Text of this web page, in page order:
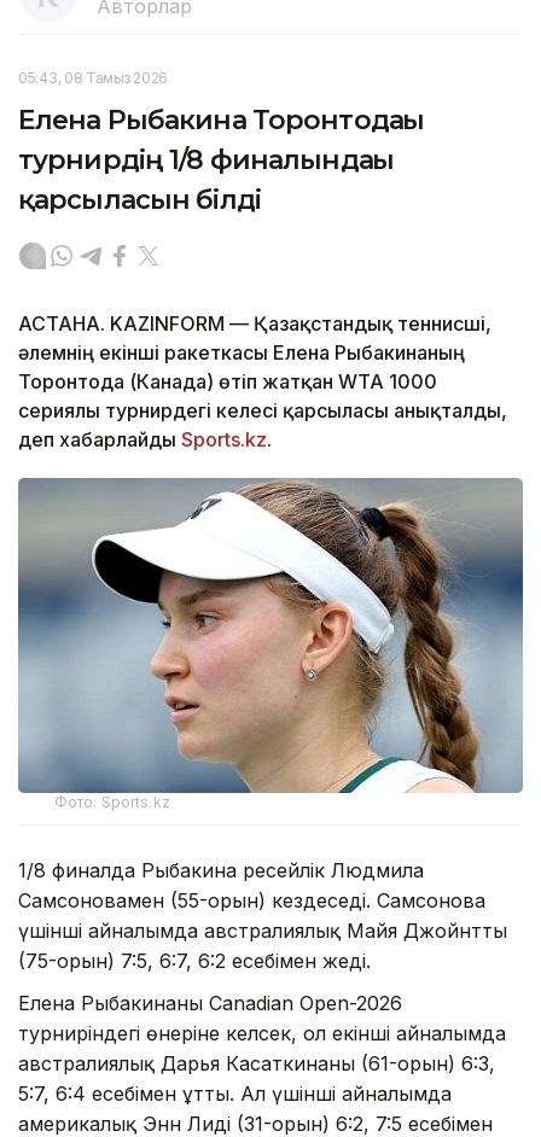
Авторлар
05:43, 08 Тамыз 2026
Елена Рыбакина Торонтодағы
турнирдің 1/8 финалындағы
қарсыласын білді
АСТАНА. KAZINFORM — Қазақстандық теннисші,
әлемнің екінші ракеткасы Елена Рыбакинаның
Торонтода (Канада) өтіп жатқан WTA 1000
сериялы турнирдегі келесі қарсыласы анықталды,
деп хабарлайды Sports.kz.
Фото: Sports.kz
1/8 финалда Рыбакина ресейлік Людмила
Самсоновамен (55-орын) кездеседі. Самсонова
үшінші айналымда австралиялық Майя Джойнтты
(75-орын) 7:5, 6:7, 6:2 есебімен жеңді.
Елена Рыбакинаның Canadian Open-2026
турниріндегі өнеріне келсек, ол екінші айналымда
австралиялық Дарья Касаткинаны (61-орын) 6:3,
5:7, 6:4 есебімен ұтты. Ал үшінші айналымда
америкалық Энн Лиді (31-орын) 6:2, 7:5 есебімен